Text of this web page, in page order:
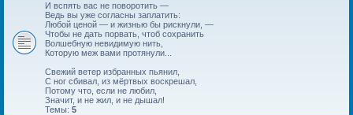
И вспять вас не поворотить —
Ведь вы уже согласны заплатить:
Любой ценой — и жизнью бы рискнули, —
Чтобы не дать порвать, чтоб сохранить
Волшебную невидимую нить,
Которую меж вами протянули...
Свежий ветер избранных пьянил,
С ног сбивал, из мёртвых воскрешал,
Потому что, если не любил,
Значит, и не жил, и не дышал!
Темы: 5